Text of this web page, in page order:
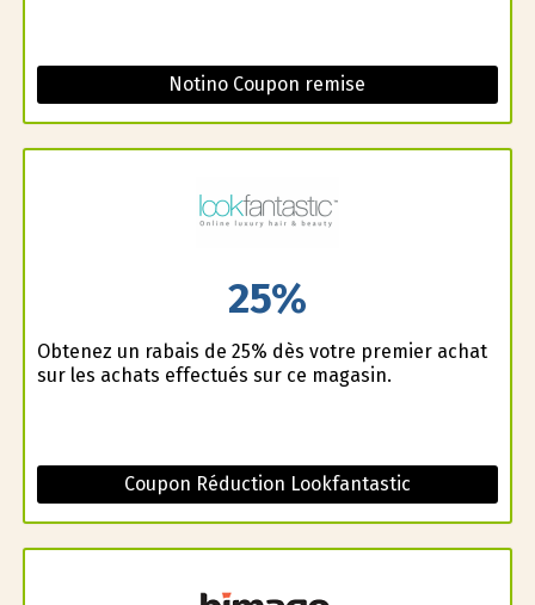
Notino Coupon remise
25%
Obtenez un rabais de 25% dès votre premier achat
sur les achats effectués sur ce magasin.
Coupon Réduction Lookfantastic